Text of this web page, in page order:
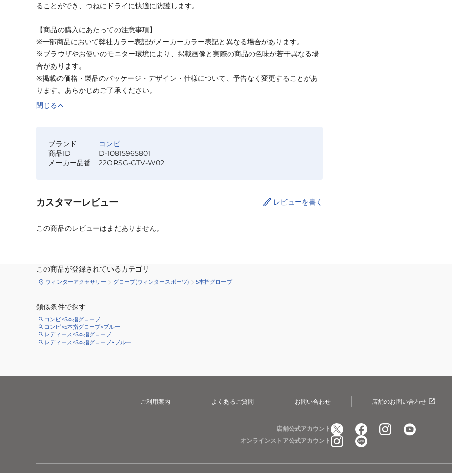
ることができ、つねにドライに快適に防護します。
【商品の購入にあたっての注意事項】
※一部商品において弊社カラー表記がメーカーカラー表記と異なる場合があります。
※ブラウザやお使いのモニター環境により、掲載画像と実際の商品の色味が若干異なる場
合があります。
※掲載の価格・製品のパッケージ・デザイン・仕様について、予告なく変更することがあ
ります。あらかじめご了承ください。
閉じる
ブランド
コンビ
商品ID
D-10815965801
メーカー品番
22ORSG-GTV-W02
カスタマーレビュー レビューを書く
この商品のレビューはまだありません。
この商品が登録されているカテゴリ
ウィンターアクセサリー グローブ(ウィンタースポーツ) 5本指グローブ
類似条件で探す
コンビ×5本指グローブ
コンビ×5本指グローブ×ブルー
レディース×5本指グローブ
レディース×5本指グローブ×ブルー
ご利用案内 よくあるご質問 お問い合わせ 店舗のお問い合わせ
店舗公式アカウント
オンラインストア公式アカウント